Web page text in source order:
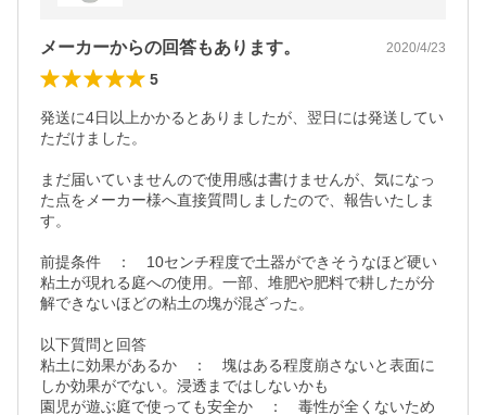
メーカーからの回答もあります。 2020/4/23
5
発送に4日以上かかるとありましたが、翌日には発送してい
ただけました。
まだ届いていませんので使用感は書けませんが、気になっ
た点をメーカー様へ直接質問しましたので、報告いたしま
す。
前提条件　：　10センチ程度で土器ができそうなほど硬い
粘土が現れる庭への使用。一部、堆肥や肥料で耕したが分
解できないほどの粘土の塊が混ざった。
以下質問と回答
粘土に効果があるか　：　塊はある程度崩さないと表面に
しか効果がでない。浸透まではしないかも
園児が遊ぶ庭で使っても安全か　：　毒性が全くないため